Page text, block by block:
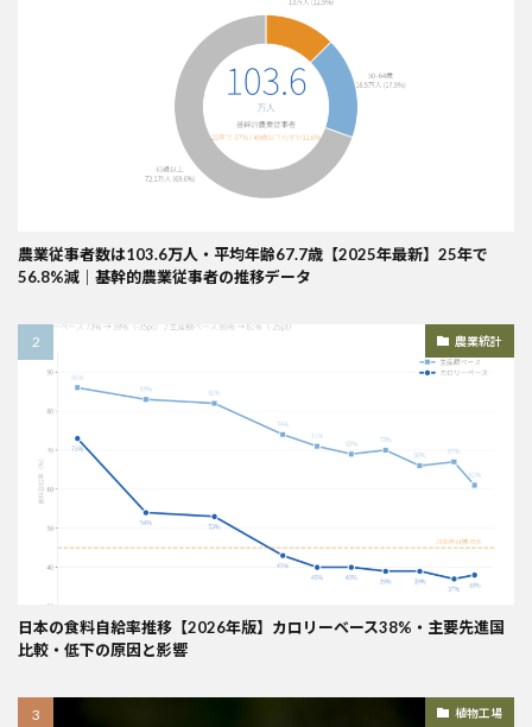
農業従事者数は103.6万人・平均年齢67.7歳【2025年最新】25年で
56.8%減｜基幹的農業従事者の推移データ
農業統計
日本の食料自給率推移【2026年版】カロリーベース38%・主要先進国
比較・低下の原因と影響
植物工場